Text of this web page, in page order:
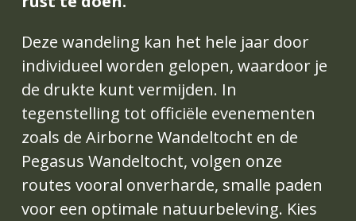
Deze wandeling kan het hele jaar door
individueel worden gelopen, waardoor je
de drukte kunt vermijden. In
tegenstelling tot officiële evenementen
zoals de Airborne Wandeltocht en de
Pegasus Wandeltocht, volgen onze
routes vooral onverharde, smalle paden
voor een optimale natuurbeleving. Kies